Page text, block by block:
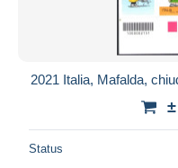
2021 Italia, Mafalda,
Status